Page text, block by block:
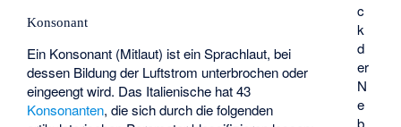
c
k
d
er
N
e
b
Konsonant
Ein Konsonant (Mitlaut) ist ein Sprachlaut, bei
dessen Bildung der Luftstrom unterbrochen oder
eingeengt wird. Das Italienische hat 43
Konsonanten, die sich durch die folgenden